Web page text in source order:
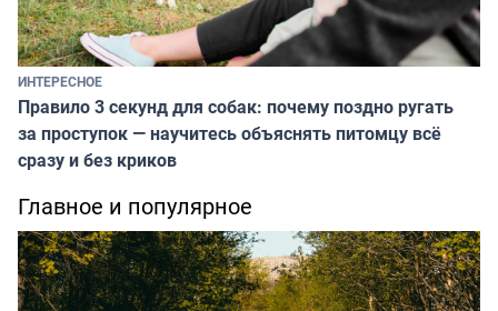
ИНТЕРЕСНОЕ
Правило 3 секунд для собак: почему поздно ругать
за проступок — научитесь объяснять питомцу всё
сразу и без криков
Главное и популярное